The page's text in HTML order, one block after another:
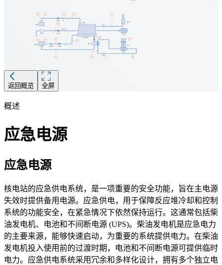
返回概览 全屏
燃料的液位测量
要求
环境 + 事故鉴定
推荐的产品及解决方案
概述
应急电源
应急电源
核电站的应急供电系统，是一项重要的安全功能，旨在主电源
失效时提供备用电源。应急供电，用于保障反应堆冷却和控制
系统的功能安全，在紧急情况下依然保持运行。这通常包括柴
油发电机、电池和不间断电源 (UPS)。柴油发电机是应急电力
的主要来源，能够快速启动，为重要的系统提供电力。在柴油
发电机投入使用前的过渡时期，电池和不间断电源可提供临时
电力。应急供电系统采用冗余和多样化设计，拥有多个独立电